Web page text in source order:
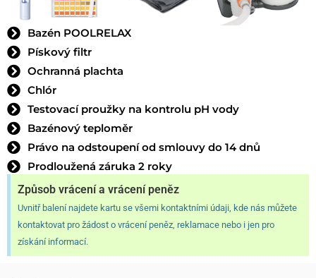
Bazén POOLRELAX
Pískový filtr
Ochranná plachta
Chlór
Testovací proužky na kontrolu pH vody
Bazénový teploměr
Právo na odstoupení od smlouvy do 14 dnů
Prodloužená záruka 2 roky
Způsob vrácení a vrácení peněz
Uvnitř balení najdete kartu se všemi kontaktními údaji, kde nás můžete
kontaktovat pro žádost o vrácení peněz, reklamace nebo i jen pro
získání informací.